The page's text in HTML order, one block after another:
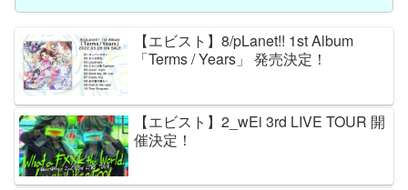
【エビスト】8/pLanet!! 1st Album
「Terms / Years」 発売決定！
【エビスト】2_wEi 3rd LIVE TOUR 開
催決定！